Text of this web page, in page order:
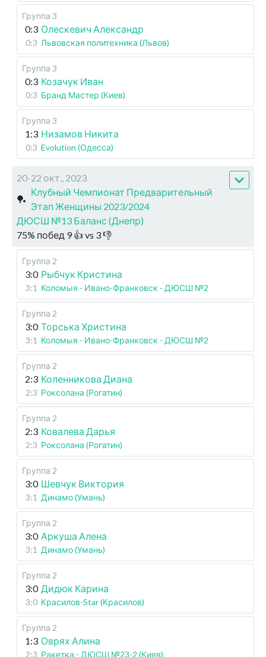
Группа 3
0:3 Олескевич Александр
0:3 Львовская политехника (Львов)
Группа 3
0:3 Козачук Иван
0:3 Бранд Мастер (Киев)
Группа 3
1:3 Низамов Никита
0:3 Evolution (Одесса)
20-22 окт., 2023
🏓
Клубный Чемпионат Предварительный
Этап Женщины 2023/2024
ДЮСШ №13 Баланс (Днепр)
75% побед 9👍 vs 3👎
Группа 2
3:0 Рыбчук Кристина
3:1 Коломыя - Ивано-Франковск - ДЮСШ №2
Группа 2
3:0 Торська Христина
3:1 Коломыя - Ивано-Франковск - ДЮСШ №2
Группа 2
2:3 Коленникова Диана
2:3 Роксолана (Рогатин)
Группа 2
2:3 Ковалева Дарья
2:3 Роксолана (Рогатин)
Группа 2
3:0 Шевчук Виктория
3:1 Динамо (Умань)
Группа 2
3:0 Аркуша Алена
3:1 Динамо (Умань)
Группа 2
3:0 Дидюк Карина
3:0 Красилов-Star (Красилов)
Группа 2
1:3 Оврях Алина
2:3 Ракетка - ДЮСШ №23-2 (Киев)